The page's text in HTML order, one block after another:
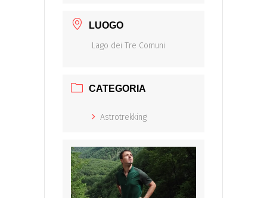
LUOGO
Lago dei Tre Comuni
CATEGORIA
Astrotrekking